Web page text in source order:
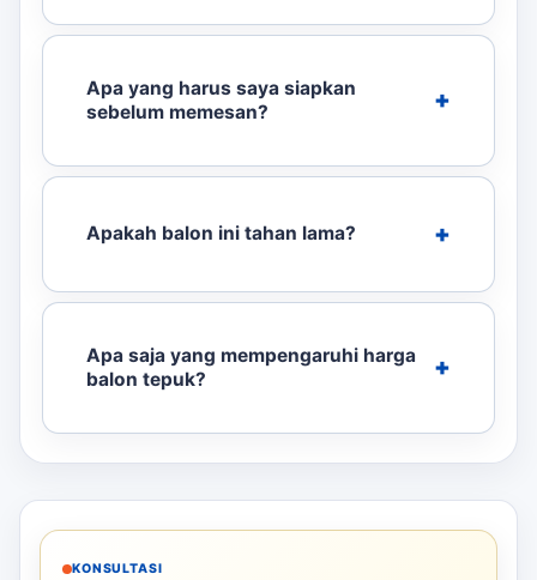
Apa yang harus saya siapkan
sebelum memesan?
Apakah balon ini tahan lama?
Apa saja yang mempengaruhi harga
balon tepuk?
KONSULTASI